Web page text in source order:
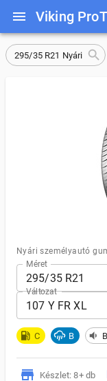
295/35 R21 Nyári
Nyári személyautó
Méret
295/35 R21
Változat
107 Y FR XL
C B
Készlet: 8+ db